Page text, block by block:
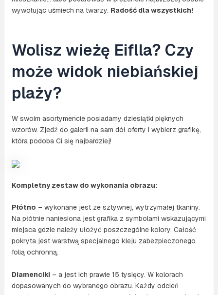
wywołując uśmiech na twarzy. Radość dla wszystkich!
Wolisz wieżę Eiflla? Czy
może widok niebiańskiej
plaży?
W swoim asortymencie posiadamy dziesiątki pięknych
wzorów. Zjedź do galerii na sam dół oferty i wybierz grafikę,
która podoba Ci się najbardziej!
Kompletny zestaw do wykonania obrazu:
Płótno – wykonane jest ze sztywnej, wytrzymałej tkaniny.
Na płótnie naniesiona jest grafika z symbolami wskazującymi
miejsca gdzie należy ułożyć poszczególne kolory. Całość
pokryta jest warstwą specjalnego kleju zabezpieczonego
folią ochronną.
Diamenciki– a jest ich prawie 15 tysięcy. W kolorach
dopasowanych do wybranego obrazu. Każdy odcień